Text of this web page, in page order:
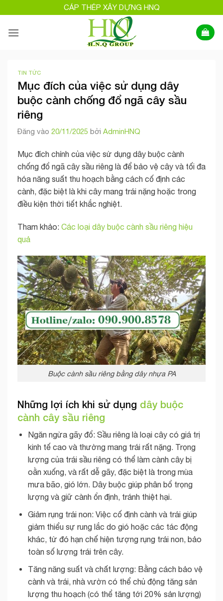
qua
nội
CÁP THÉP XÂY DỰNG HNQ
TIN TỨC
Mục đích của việc sử dụng dây
buộc cành chống đổ ngã cây sầu
riêng
Đăng vào 20/11/2025 bởi AdminHNQ
Mục đích chính của việc sử dụng dây buộc cành
chống đổ ngã cây sầu riêng là để bảo vệ cây và tối đa
hóa năng suất thu hoạch bằng cách cố định các
cành, đặc biệt là khi cây mang trái nặng hoặc trong
điều kiện thời tiết khắc nghiệt.
Tham khảo: Các loại dây buộc cành sầu riêng hiệu
quả
Buộc cành sầu riêng bằng dây nhựa PA
Những lợi ích khi sử dụng dây buộc
cành cây sầu riêng
Ngăn ngừa gãy đổ: Sầu riêng là loại cây có giá trị
kinh tế cao và thường mang trái rất nặng. Trọng
lượng của trái sầu riêng có thể làm cành cây bị
oằn xuống, và rất dễ gãy, đặc biệt là trong mùa
mưa bão, gió lớn. Dây buộc giúp phân bổ trọng
lượng và giữ cành ổn định, tránh thiệt hại.
Giảm rụng trái non: Việc cố định cành và trái giúp
giảm thiểu sự rung lắc do gió hoặc các tác động
khác, từ đó hạn chế hiện tượng rụng trái non, bảo
toàn số lượng trái trên cây.
Tăng năng suất và chất lượng: Bằng cách bảo vệ
cành và trái, nhà vườn có thể chủ động tăng sản
lượng thu hoạch (có thể tăng tới 20% sản lượng)